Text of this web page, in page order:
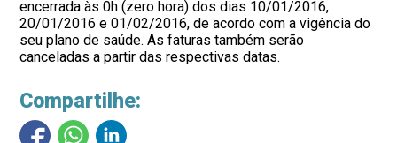
encerrada às 0h (zero hora) dos dias 10/01/2016,
20/01/2016 e 01/02/2016, de acordo com a vigência do
seu plano de saúde. As faturas também serão
canceladas a partir das respectivas datas.
Compartilhe: